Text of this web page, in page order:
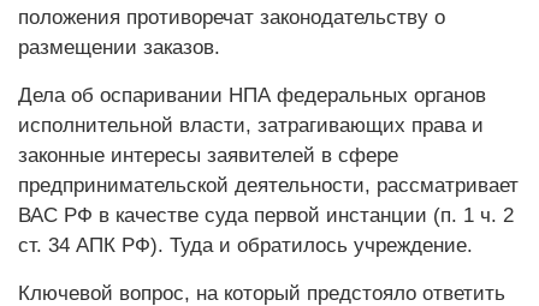
положения противоречат законодательству о
размещении заказов.
Дела об оспаривании НПА федеральных органов
исполнительной власти, затрагивающих права и
законные интересы заявителей в сфере
предпринимательской деятельности, рассматривает
ВАС РФ в качестве суда первой инстанции (п. 1 ч. 2
ст. 34 АПК РФ). Туда и обратилось учреждение.
Ключевой вопрос, на который предстояло ответить